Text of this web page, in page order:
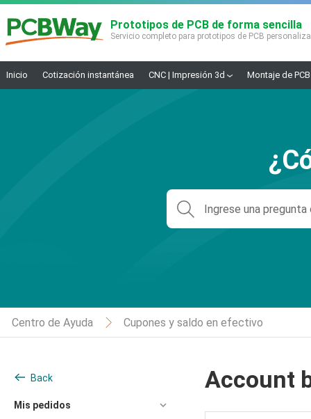
Prototipos de PCB de forma sencilla
Servicio completo para prototipos de PCB
Inicio Cotización instantánea CNC | Impresión 3d Montaje de
Centro de Ayuda Cupones y saldo en efectivo
Account
Back
Mis pedidos